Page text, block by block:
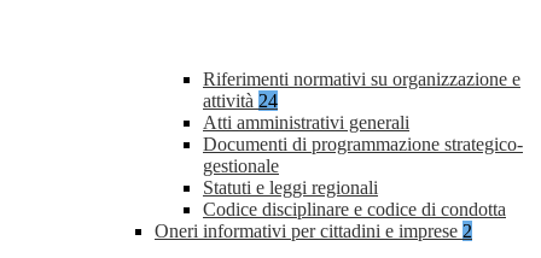
Riferimenti normativi su organizzazione e
attività 24
Atti amministrativi generali
Documenti di programmazione strategico-
gestionale
Statuti e leggi regionali
Codice disciplinare e codice di condotta
Oneri informativi per cittadini e imprese 2